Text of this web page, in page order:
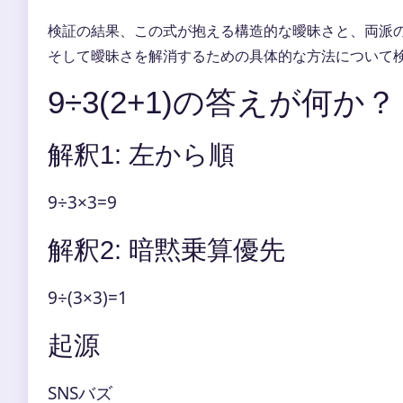
検証の結果、この式が抱える構造的な曖昧さと、両派
そして曖昧さを解消するための具体的な方法について
9÷3(2+1)の答えが何か？
解釈1: 左から順
9÷3×3=9
解釈2: 暗黙乗算優先
9÷(3×3)=1
起源
SNSバズ